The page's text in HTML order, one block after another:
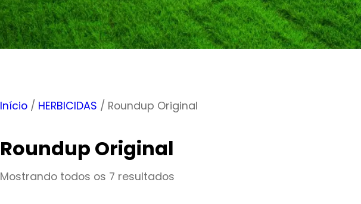
Início/ HERBICIDAS / Roundup Original
Roundup Original
Mostrando todos os 7 resultados